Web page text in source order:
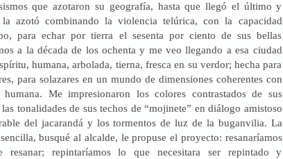
que azotaron su geografía, hasta que llegó el último y
azotó combinando la violencia telúrica, con la capacidad
para echar por tierra el sesenta por ciento de sus bellas
a la década de los ochenta y me veo llegando a esa ciudad
humana, arbolada, tierna, fresca en su verdor; hecha para
para solazares en un mundo de dimensiones coherentes con
Me impresionaron los colores contrastados de sus
tonalidades de sus techos de “mojinete” en diálogo amistoso
del jacarandá y los tormentos de luz de la buganvilia. La
busqué al alcalde, le propuse el proyecto: resanaríamos
repintaríamos lo que necesitara ser repintado y